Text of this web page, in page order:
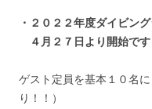
・２０２２年度ダイビン
４月２７日より開始です
ゲスト定員を基本１０名
り！！）